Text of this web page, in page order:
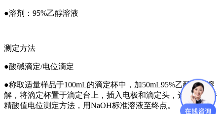
●溶剂：95%乙醇溶液
测定方法
●酸碱滴定/电位滴定
●称取适量样品于100mL的滴定杯中，加50mL95%乙醇溶液溶
解，将滴定杯置于滴定台上，插入电极和滴定头，选择烟用香
精酸值电位测定方法，用NaOH标准溶液至终点。